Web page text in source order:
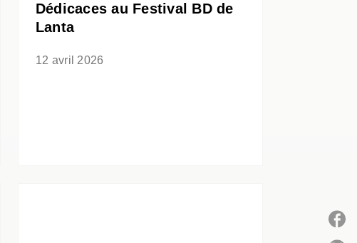
Dédicaces au Festival BD de
Lanta
12 avril 2026